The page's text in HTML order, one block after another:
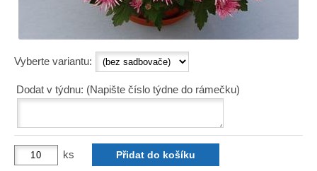
Vyberte variantu:
Dodat v týdnu: (Napište číslo týdne do rámečku)
ks